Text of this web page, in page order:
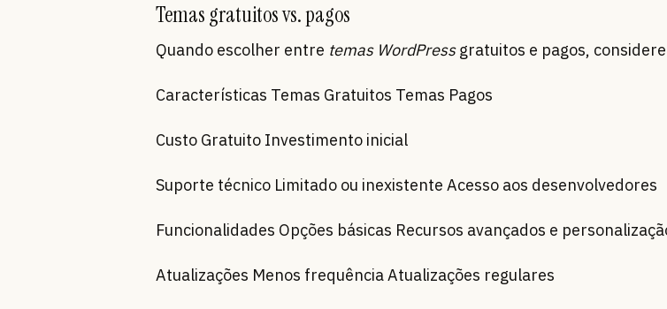
Temas gratuitos vs. pagos
Quando escolher entre temas WordPressgratuitos e pagos, considere
Características Temas Gratuitos Temas Pagos
Custo Gratuito Investimento inicial
Suporte técnico Limitado ou inexistente Acesso aos desenvolvedores
Funcionalidades Opções básicas Recursos avançados e
Atualizações Menos frequência Atualizações regulares